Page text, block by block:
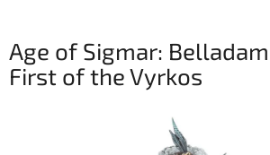
Age of Sigmar:
First of the Vyrkos